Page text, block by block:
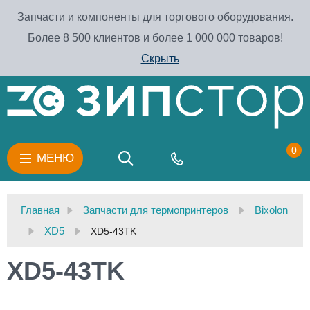
Запчасти и компоненты для торгового оборудования.
Более 8 500 клиентов и более 1 000 000 товаров!
Скрыть
МЕНЮ
0
Главная Запчасти для термопринтеров
Bixolon
XD5
XD5-43TK
XD5-43TK